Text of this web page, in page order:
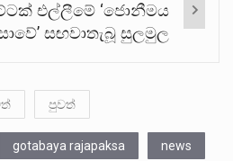
එල්ලීමේ ‘ජොනීමය
සඟවාතැබූ සුලමුල
පුවත්
gotabaya rajapaksa news